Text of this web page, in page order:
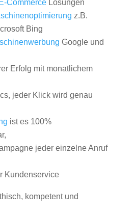
E-CommerceLösungen
z.B.
Bing
Google und
Erfolg mit monatlichem
jeder Klick wird genau
ist es 100%
jeder einzelne Anruf
Kundenservice
kompetent und